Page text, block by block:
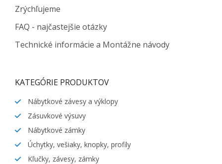
Zrýchľujeme
FAQ - najčastejšie otázky
Technické informácie a Montážne návody
KATEGÓRIE PRODUKTOV
Nábytkové závesy a výklopy
Zásuvkové výsuvy
Nábytkové zámky
Úchytky, vešiaky, knopky, profily
Kľučky, závesy, zámky